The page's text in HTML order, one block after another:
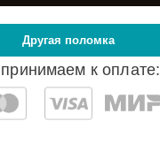
к оплате:
Другая поломка